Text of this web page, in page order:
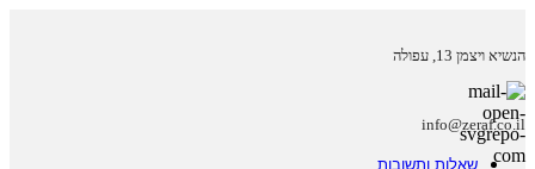
הנשיא ויצמן 13, עפולה
info@zeraf.co.il
שאלות ותשובות